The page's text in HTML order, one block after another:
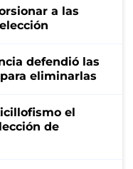
a las
defendió las
eliminarlas
el
de